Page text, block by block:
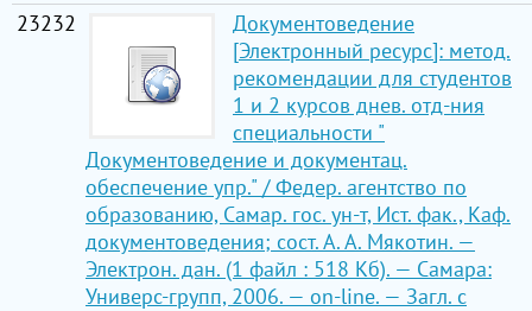
23232
Документоведение
[Электронный ресурс]: метод.
рекомендации для студентов
1 и 2 курсов днев. отд-ния
специальности "
Документоведение и документац.
обеспечение упр." / Федер. агентство по
образованию, Самар. гос. ун-т, Ист. фак., Каф.
документоведения; сост. А. А. Мякотин. —
Электрон. дан. (1 файл : 518 Кб). — Самара:
Универс-групп, 2006. — on-line. — Загл. с